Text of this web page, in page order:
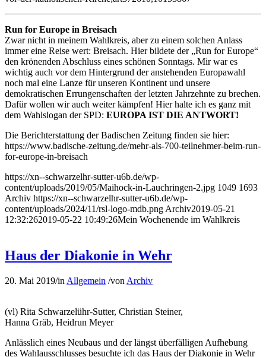
Run for Europe in Breisach
Zwar nicht in meinem Wahlkreis, aber zu einem solchen Anlass
immer eine Reise wert: Breisach. Hier bildete der „Run for Europe“
den krönenden Abschluss eines schönen Sonntags. Mir war es
wichtig auch vor dem Hintergrund der anstehenden Europawahl
noch mal eine Lanze für unseren Kontinent und unsere
demokratischen Errungenschaften der letzten Jahrzehnte zu brechen.
Dafür wollen wir auch weiter kämpfen! Hier halte ich es ganz mit
dem Wahlslogan der SPD: EUROPA IST DIE ANTWORT!
Die Berichterstattung der Badischen Zeitung finden sie hier:
https://www.badische-zeitung.de/mehr-als-700-teilnehmer-beim-run-
for-europe-in-breisach
https://xn--schwarzelhr-sutter-u6b.de/wp-
content/uploads/2019/05/Maihock-in-Lauchringen-2.jpg 1049 1693
Archiv https://xn--schwarzelhr-sutter-u6b.de/wp-
content/uploads/2024/11/rsl-logo-mdb.png Archiv2019-05-21
12:32:262019-05-22 10:49:26Mein Wochenende im Wahlkreis
Haus der Diakonie in Wehr
20. Mai 2019/in Allgemein /von Archiv
(vl) Rita Schwarzelühr-Sutter, Christian Steiner,
Hanna Gräb, Heidrun Meyer
Anlässlich eines Neubaus und der längst überfälligen Aufhebung
des Wahlausschlusses besuchte ich das Haus der Diakonie in Wehr